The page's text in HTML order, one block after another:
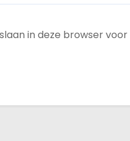
in deze browser